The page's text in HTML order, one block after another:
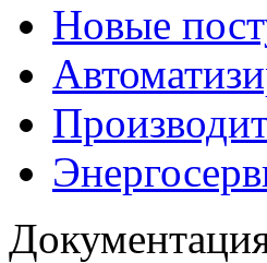
Новые